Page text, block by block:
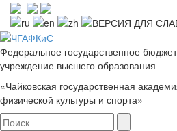
Федеральное государственное
учреждение высшего образования
«Чайковская государственная
физической культуры и спорта»